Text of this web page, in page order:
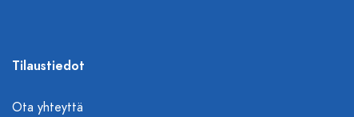
Tilaustiedot
Ota yhteyttä